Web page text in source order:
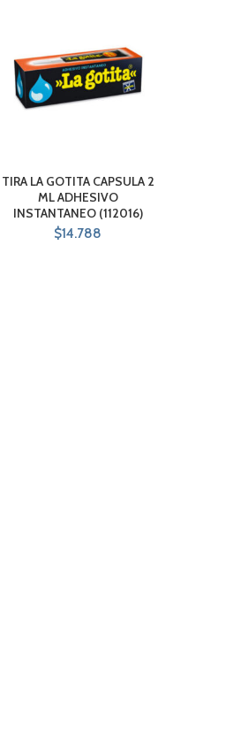
TIRA LA GOTITA CAPSULA 2
ML ADHESIVO
INSTANTANEO (112016)
$14.788